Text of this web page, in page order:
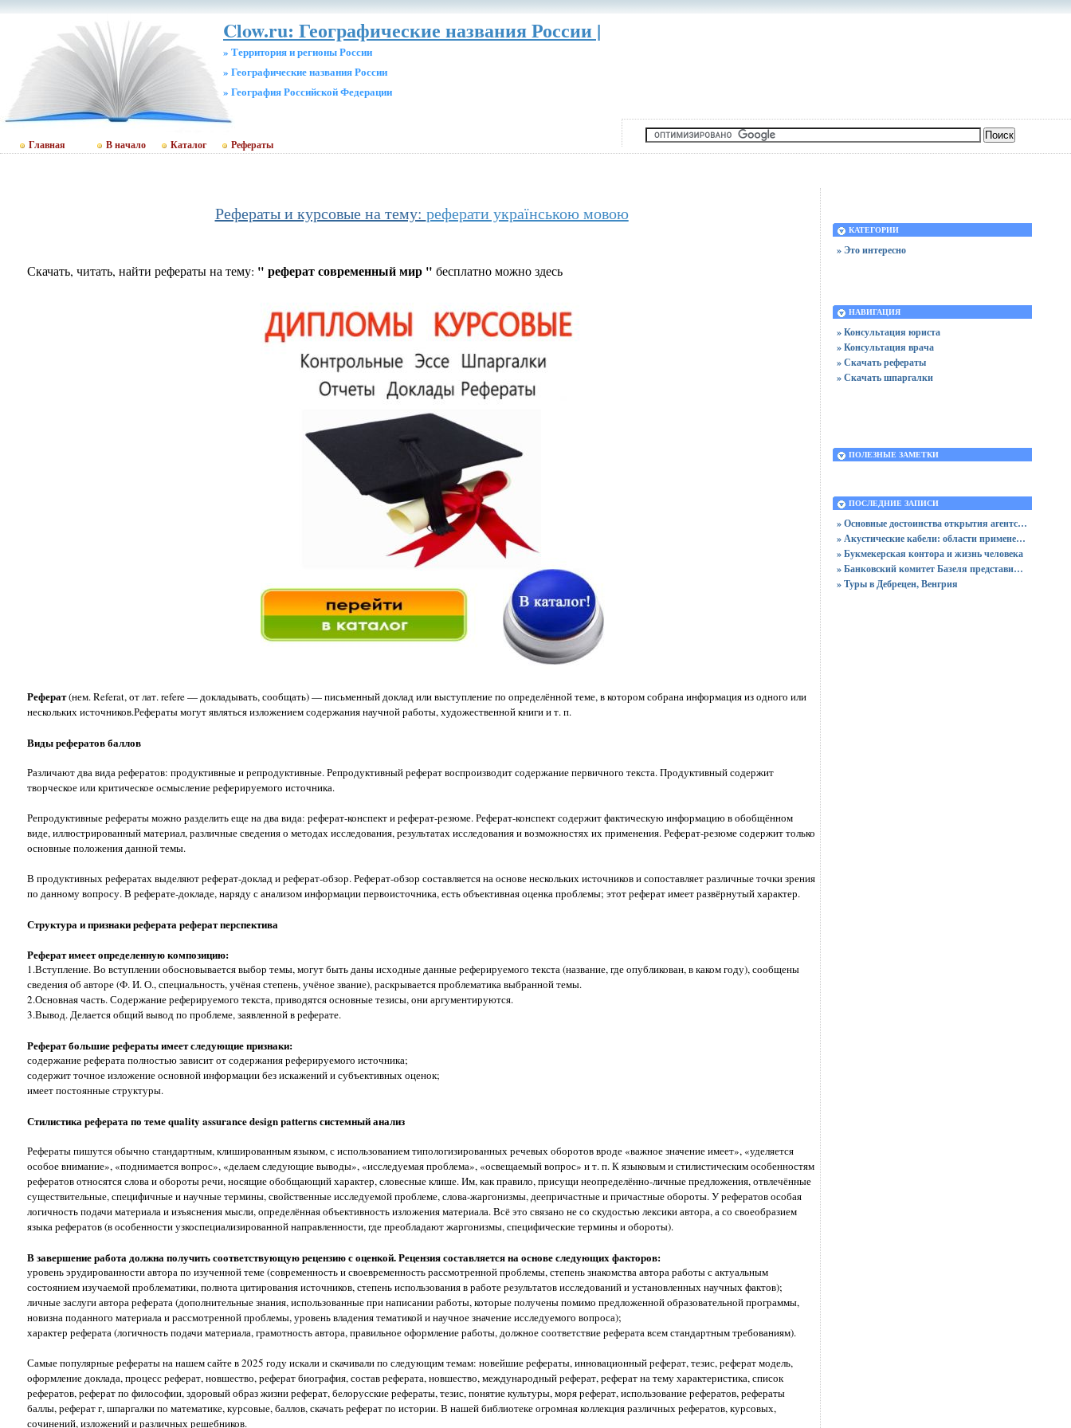
Clow.ru: Географические названия России |
» Территория и регионы России
» Географические названия России
» География Российской Федерации
Главная В начало Каталог Рефераты
Рефераты и курсовые на тему: реферати українською мовою
Скачать, читать, найти рефераты на тему: " реферат современный мир " бесплатно можно здесь
Реферат(нем. Referat, от лат. refere — докладывать, сообщать) — письменный доклад или выступление по определённой теме, в котором собрана информация из одного или
нескольких источников.Рефераты могут являться изложением содержания научной работы, художественной книги и т. п.
Виды рефератов баллов
Различают два вида рефератов: продуктивные и репродуктивные. Репродуктивный реферат воспроизводит содержание первичного текста. Продуктивный содержит
творческое или критическое осмысление реферируемого источника.
Репродуктивные рефераты можно разделить еще на два вида: реферат-конспект и реферат-резюме. Реферат-конспект содержит фактическую информацию в обобщённом
виде, иллюстрированный материал, различные сведения о методах исследования, результатах исследования и возможностях их применения. Реферат-резюме содержит только
основные положения данной темы.
В продуктивных рефератах выделяют реферат-доклад и реферат-обзор. Реферат-обзор составляется на основе нескольких источников и сопоставляет различные точки зрения
по данному вопросу. В реферате-докладе, наряду с анализом информации первоисточника, есть объективная оценка проблемы; этот реферат имеет развёрнутый характер.
Структура и признаки реферата реферат перспектива
Реферат имеет определенную композицию:
1.Вступление. Во вступлении обосновывается выбор темы, могут быть даны исходные данные реферируемого текста (название, где опубликован, в каком году), сообщены
сведения об авторе (Ф. И. О., специальность, учёная степень, учёное звание), раскрывается проблематика выбранной темы.
2.Основная часть. Содержание реферируемого текста, приводятся основные тезисы, они аргументируются.
3.Вывод. Делается общий вывод по проблеме, заявленной в реферате.
Реферат большие рефераты имеет следующие признаки:
содержание реферата полностью зависит от содержания реферируемого источника;
содержит точное изложение основной информации без искажений и субъективных оценок;
имеет постоянные структуры.
Стилистика реферата по теме quality assurance design patterns системный анализ
Рефераты пишутся обычно стандартным, клишированным языком, с использованием типологизированных речевых оборотов вроде «важное значение имеет», «уделяется
особое внимание», «поднимается вопрос», «делаем следующие выводы», «исследуемая проблема», «освещаемый вопрос» и т. п. К языковым и стилистическим особенностям
рефератов относятся слова и обороты речи, носящие обобщающий характер, словесные клише. Им, как правило, присущи неопределённо-личные предложения, отвлечённые
существительные, специфичные и научные термины, свойственные исследуемой проблеме, слова-жаргонизмы, деепричастные и причастные обороты. У рефератов особая
логичность подачи материала и изъяснения мысли, определённая объективность изложения материала. Всё это связано не со скудостью лексики автора, а со своеобразием
языка рефератов (в особенности узкоспециализированной направленности, где преобладают жаргонизмы, специфические термины и обороты).
В завершение работа должна получить соответствующую рецензию с оценкой. Рецензия составляется на основе следующих факторов:
уровень эрудированности автора по изученной теме (современность и своевременность рассмотренной проблемы, степень знакомства автора работы с актуальным
состоянием изучаемой проблематики, полнота цитирования источников, степень использования в работе результатов исследований и установленных научных фактов);
личные заслуги автора реферата (дополнительные знания, использованные при написании работы, которые получены помимо предложенной образовательной программы,
новизна поданного материала и рассмотренной проблемы, уровень владения тематикой и научное значение исследуемого вопроса);
характер реферата (логичность подачи материала, грамотность автора, правильное оформление работы, должное соответствие реферата всем стандартным требованиям).
Самые популярные рефераты на нашем сайте в 2025 году искали и скачивали по следующим темам: новейшие рефераты, инновационный реферат, тезис, реферат модель,
оформление доклада, процесс реферат, новшество, реферат биография, состав реферата, новшество, международный реферат, реферат на тему характеристика, список
рефератов, реферат по философии, здоровый образ жизни реферат, белорусские рефераты, тезис, понятие культуры, моря реферат, использование рефератов, рефераты
баллы, реферат г, шпаргалки по математике, курсовые, баллов, скачать реферат по истории. В нашей библиотеке огромная коллекция различных рефератов, курсовых,
сочинений, изложений и различных решебников.
КАТЕГОРИИ
» Это интересно
НАВИГАЦИЯ
» Консультация юриста
» Консультация врача
» Скачать рефераты
» Скачать шпаргалки
ПОЛЕЗНЫЕ ЗАМЕТКИ
ПОСЛЕДНИЕ ЗАПИСИ
» Основные достоинства открытия агентства недвижимости по франшизе
» Акустические кабели: области применения, основная функция, типы и характеристики
» Букмекерская контора и жизнь человека
» Банковский комитет Базеля представил строгие правила для банков, предлагающих криптоактивы
» Туры в Дебрецен, Венгрия